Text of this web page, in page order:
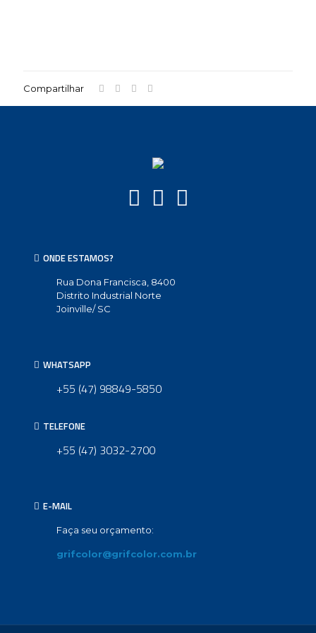
Compartilhar
ONDE ESTAMOS?
Rua Dona Francisca, 8400
Distrito Industrial Norte
Joinville/ SC
WHATSAPP
+55 (47) 98849-5850
TELEFONE
+55 (47) 3032-2700
E-MAIL
Faça seu orçamento:
grifcolor@grifcolor.com.br